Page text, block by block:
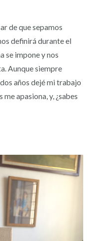
de que sepamos
definirá durante el
se impone y nos
Aunque siempre
años dejé mi trabajo
apasiona, y, ¿sabes